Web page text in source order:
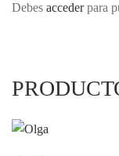
Debes accederpara